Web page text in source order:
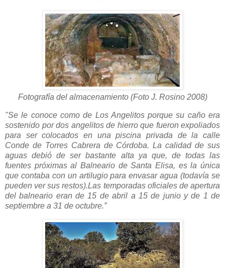
Fotografía del almacenamiento (Foto J. Rosino 2008)
"Se le conoce como de Los Angelitos porque su caño era
sostenido por dos angelitos de hierro que fueron expoliados
para ser colocados en una piscina privada de la calle
Conde de Torres Cabrera de Córdoba. La calidad de sus
aguas debió de ser bastante alta ya que, de todas las
fuentes próximas al Balneario de Santa Elisa, es la única
que contaba con un artilugio para envasar agua (todavía se
pueden ver sus restos).Las temporadas oficiales de apertura
del balneario eran de 15 de abril a 15 de junio y de 1 de
septiembre a 31 de octubre.”